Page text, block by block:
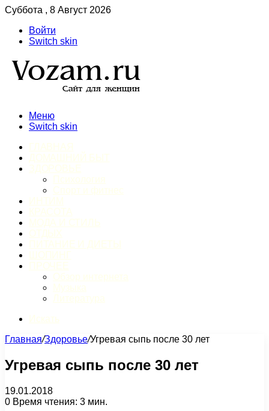
Суббота , 8 Август 2026
Войти
Switch skin
Меню
Switch skin
Главная/Здоровье/Угревая сыпь после 30 лет
Угревая сыпь после 30 лет
19.01.2018
0 Время чтения: 3 мин.